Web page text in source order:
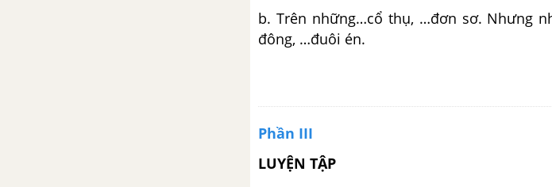
b. Trên những…cổ thụ, …đơn sơ. Nhưng
đông, …đuôi én.
Phần III
LUYỆN TẬP